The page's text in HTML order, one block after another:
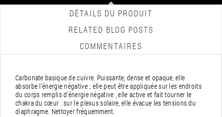
DÉTAILS DU PRODUIT
RELATED BLOG POSTS
COMMENTAIRES
Carbonate basique de cuivre. Puissante, dense et opaque, elle
absorbe l'énergie négative ; elle peut être appliquée sur les endroits
du corps remplis d'énergie négative , elle active et fait tourner le
chakra du cœur . sur le plexus solaire, elle évacue les tensions du
diaphragme. Nettoyer fréquemment.